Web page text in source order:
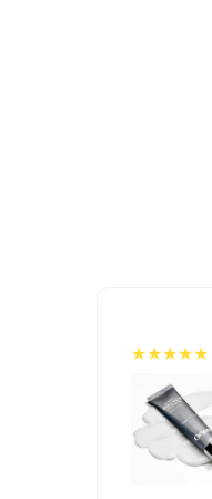
Derma:B
Differin
Dr.Althea
★★★★★